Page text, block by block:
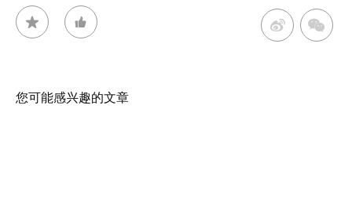
您可能感兴趣的文章